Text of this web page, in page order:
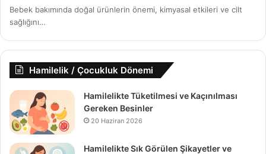
Bebek bakımında doğal ürünlerin önemi, kimyasal etkileri ve cilt
sağlığını…
Hamilelik / Çocukluk Dönemi
Hamilelikte Tüketilmesi ve Kaçınılması
Gereken Besinler
20 Haziran 2026
Hamilelikte Sık Görülen Şikayetler ve